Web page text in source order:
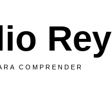
Rey
COMPRENDER